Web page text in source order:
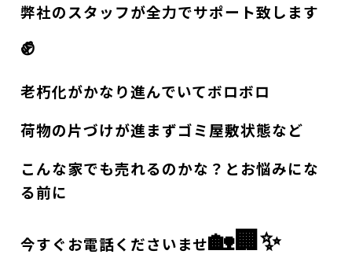
弊社のスタッフが全力でサポート致します
✊
老朽化がかなり進んでいてボロボロ
荷物の片づけが進まずゴミ屋敷状態など
こんな家でも売れるのかな？とお悩みにな
る前に
今すぐお電話くださいませ🏡🏢✨